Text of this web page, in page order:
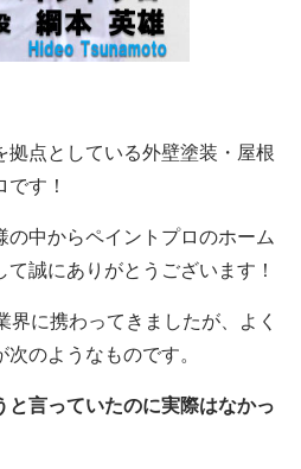
拠点としている外壁塗装・屋根
す！
の中からペイントプロのホーム
誠にありがとうございます！
に携わってきましたが、よく
のようなものです。
と言っていたのに実際はなかっ